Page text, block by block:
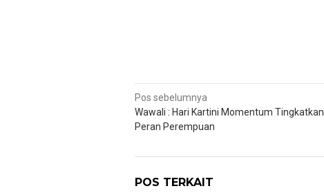
Navigasi
pos
Pos sebelumnya
Wawali : Hari Kartini Momentum Tingkatkan
Peran Perempuan
POS TERKAIT